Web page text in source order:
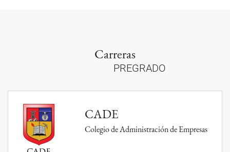
Carreras
PREGRADO
CADE
Colegio de Administración de Empresas